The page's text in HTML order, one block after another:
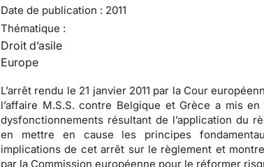
Date de publication : 2011
Thématique :
Droit d’asile
Europe
L’arrêt rendu le 21 janvier 2011 par la Cour
l’affaire M.S.S. contre Belgique et Grèce a mis
dysfonctionnements résultant de l’application du
en mettre en cause les principes
implications de cet arrêt sur le règlement et
par la Commission européenne pour le réformer